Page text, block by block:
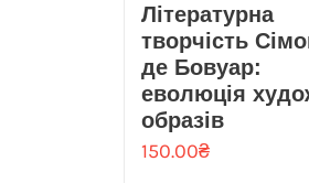
Літературна
творчість
де Бовуар:
еволюція
образів
150.00₴